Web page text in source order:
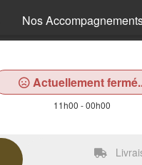
Nos
Actuellement
11h00 - 00h00